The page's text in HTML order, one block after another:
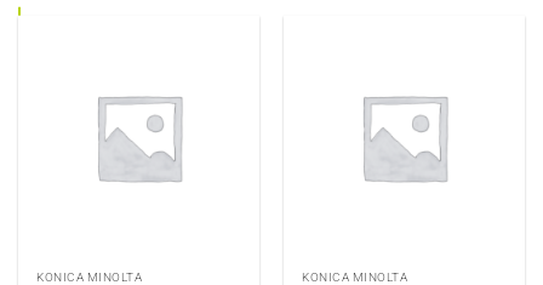
KONICA MINOLTA KONICA MINOLTA